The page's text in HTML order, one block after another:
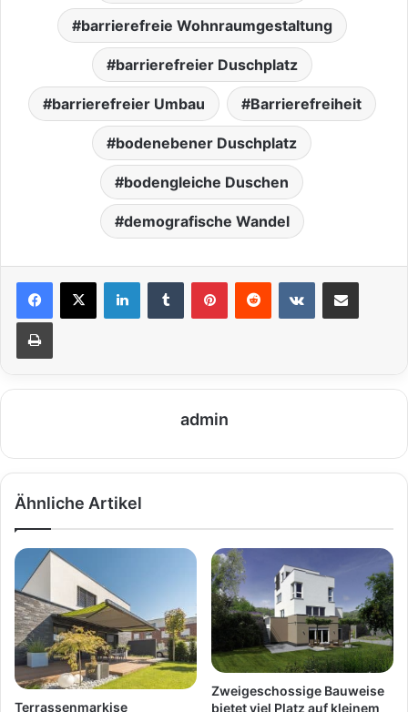
barrierefreie Wohnraumgestaltung
barrierefreier Duschplatz
barrierefreier Umbau Barrierefreiheit
bodenebener Duschplatz
bodengleiche Duschen
demografische Wandel
admin
Ähnliche Artikel
Terrassenmarkise
Zweigeschossige Bauweise
bietet viel Platz auf kleinem